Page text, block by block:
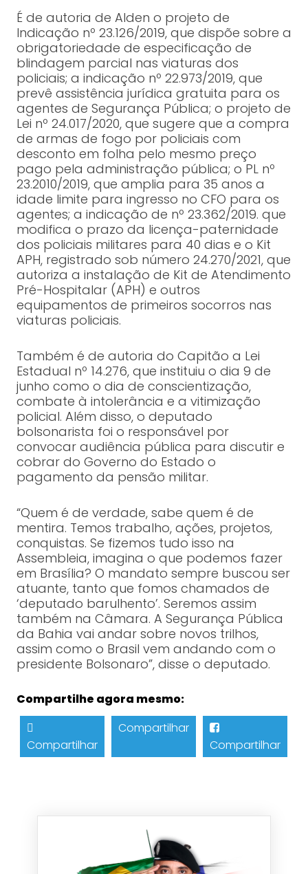
É de autoria de Alden o projeto de
Indicação nº 23.126/2019, que dispõe sobre a
obrigatoriedade de especificação de
blindagem parcial nas viaturas dos
policiais; a indicação nº 22.973/2019, que
prevê assistência jurídica gratuita para os
agentes de Segurança Pública; o projeto de
Lei nº 24.017/2020, que sugere que a compra
de armas de fogo por policiais com
desconto em folha pelo mesmo preço
pago pela administração pública; o PL nº
23.2010/2019, que amplia para 35 anos a
idade limite para ingresso no CFO para os
agentes; a indicação de nº 23.362/2019. que
modifica o prazo da licença-paternidade
dos policiais militares para 40 dias e o Kit
APH, registrado sob número 24.270/2021, que
autoriza a instalação de Kit de Atendimento
Pré-Hospitalar (APH) e outros
equipamentos de primeiros socorros nas
viaturas policiais.
Também é de autoria do Capitão a Lei
Estadual nº 14.276, que instituiu o dia 9 de
junho como o dia de conscientização,
combate à intolerância e a vitimização
policial. Além disso, o deputado
bolsonarista foi o responsável por
convocar audiência pública para discutir e
cobrar do Governo do Estado o
pagamento da pensão militar.
“Quem é de verdade, sabe quem é de
mentira. Temos trabalho, ações, projetos,
conquistas. Se fizemos tudo isso na
Assembleia, imagina o que podemos fazer
em Brasília? O mandato sempre buscou ser
atuante, tanto que fomos chamados de
‘deputado barulhento’. Seremos assim
também na Câmara. A Segurança Pública
da Bahia vai andar sobre novos trilhos,
assim como o Brasil vem andando com o
presidente Bolsonaro”, disse o deputado.
Compartilhe agora mesmo:
Compartilhar
Compartilhar
Compartilhar